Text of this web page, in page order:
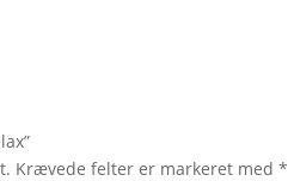
Krævede felter er markeret med*